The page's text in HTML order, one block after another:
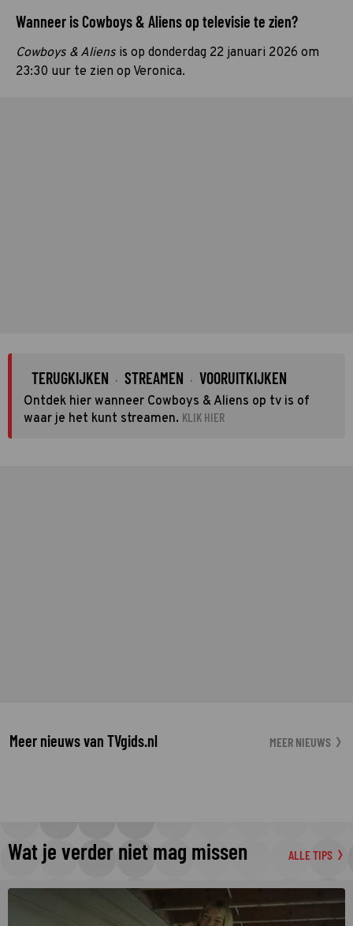
Wanneer is Cowboys & Aliens op televisie te zien?
Cowboys & Aliens is op donderdag 22 januari 2026 om
23:30 uur te zien op Veronica.
TERUGKIJKEN · STREAMEN · VOORUITKIJKEN
Ontdek hier wanneer Cowboys & Aliens op tv is of
waar je het kunt streamen. KLIK HIER
Meer nieuws van TVgids.nl MEER NIEUWS
Wat je verder niet mag missen ALLE TIPS